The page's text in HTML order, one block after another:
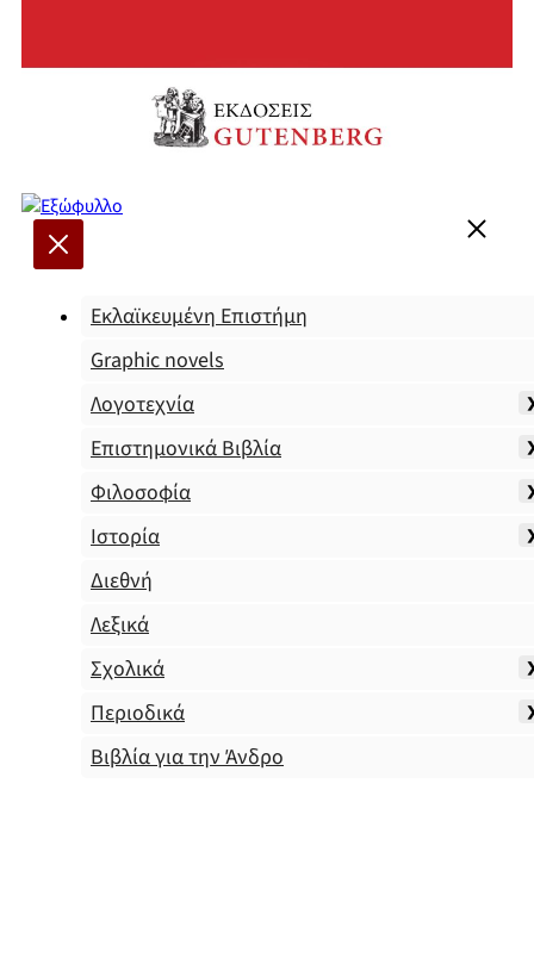
Εκλαϊκευμένη Επιστήμη
Graphic novels
Λογοτεχνία
Επιστημονικά Βιβλία
Φιλοσοφία
Ιστορία
Διεθνή
Λεξικά
Σχολικά
Περιοδικά
Βιβλία για την Άνδρο